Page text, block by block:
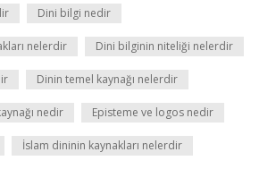
Dini bilgi nedir
nelerdir Dini bilginin niteliği nelerdir
Dinin temel kaynağı nelerdir
nedir Episteme ve logos nedir
İslam dininin kaynakları nelerdir